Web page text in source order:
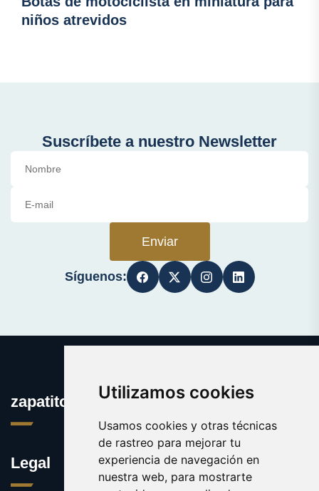
Utilizamos cookies
Usamos cookies y otras técnicas
de rastreo para mejorar tu
experiencia de navegación en
nuestra web, para mostrarte
niños atrevidos
Suscríbete a nuestro Newsletter
Enviar
Síguenos:
zapatitos.es
Legal